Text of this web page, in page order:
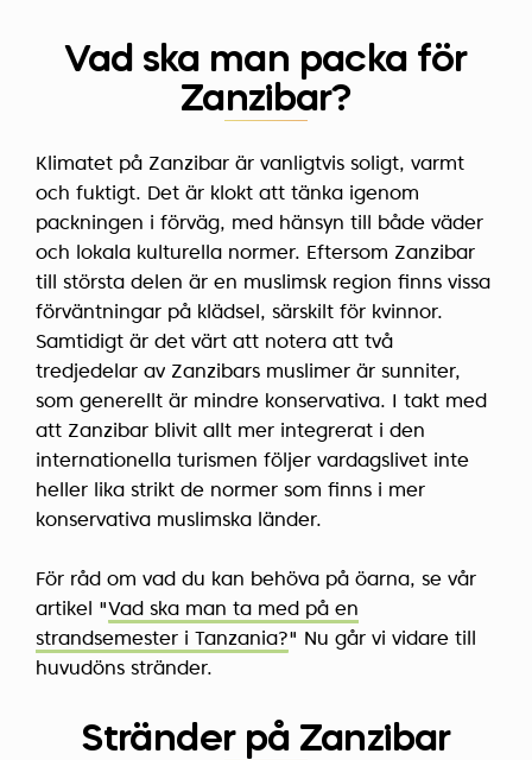
Vad ska man packa för
Zanzibar?
Klimatet på Zanzibar är vanligtvis soligt, varmt
och fuktigt. Det är klokt att tänka igenom
packningen i förväg, med hänsyn till både väder
och lokala kulturella normer. Eftersom Zanzibar
till största delen är en muslimsk region finns vissa
förväntningar på klädsel, särskilt för kvinnor.
Samtidigt är det värt att notera att två
tredjedelar av Zanzibars muslimer är sunniter,
som generellt är mindre konservativa. I takt med
att Zanzibar blivit allt mer integrerat i den
internationella turismen följer vardagslivet inte
heller lika strikt de normer som finns i mer
konservativa muslimska länder.
För råd om vad du kan behöva på öarna, se vår
artikel "Vad ska man ta med på en
strandsemester i Tanzania?" Nu går vi vidare till
huvudöns stränder.
Stränder på Zanzibar